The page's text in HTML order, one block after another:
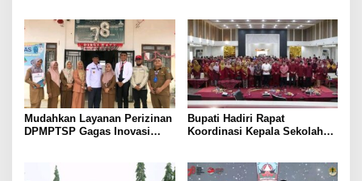
Mudahkan Layanan Perizinan
DPMPTSP Gagas Inovasi
Bupati Hadiri Rapat
Koordinasi Kepala Sekolah